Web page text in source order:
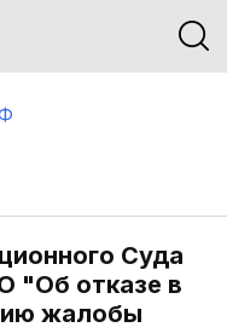
Суда
"Об отказе в
жалобы